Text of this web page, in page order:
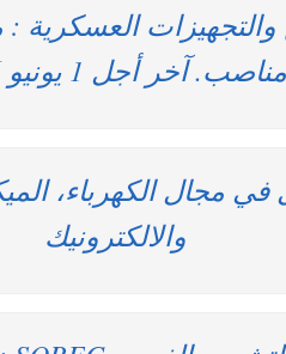
مناصب. آخر أجل 1 يونيو 2026
مجال الكهرباء،
والالكترونيك